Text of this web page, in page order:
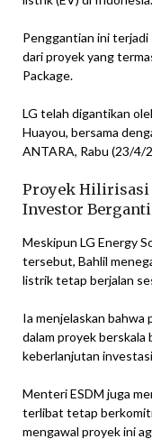
Penggantian ini
dari proyek yang
Package.
LG telah digantikan
Huayou, bersama
ANTARA, Rabu (23/4/
Proyek Hilirisasi
Investor Berganti
Meskipun LG Energy
tersebut, Bahlil
listrik tetap berjalan
Ia menjelaskan bahwa
dalam proyek berskala
keberlanjutan
Menteri ESDM juga
terlibat tetap
mengawal proyek ini